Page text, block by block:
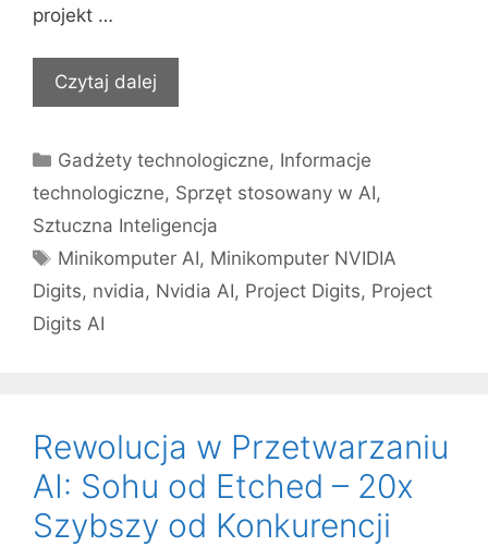
projekt …
Czytaj dalej
Kategorie
Gadżety technologiczne, Informacje
technologiczne, Sprzęt stosowany w AI,
Sztuczna Inteligencja
Tagi
Minikomputer AI, Minikomputer NVIDIA
Digits, nvidia, Nvidia AI, Project Digits, Project
Digits AI
Rewolucja w Przetwarzaniu
AI: Sohu od Etched – 20x
Szybszy od Konkurencji